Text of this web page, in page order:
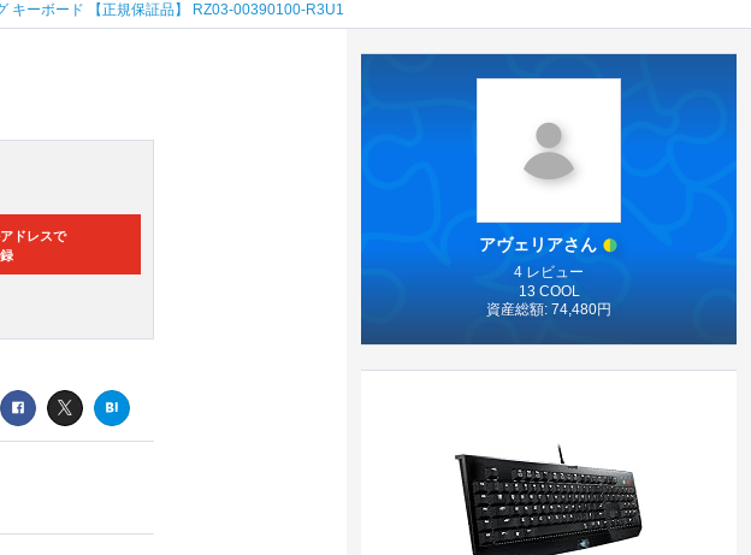
キーボード 【正規保証品】 RZ03-00390100-R3U1
ドレスで
アヴェリアさん
4 レビュー
13 COOL
資産総額: 74,480円